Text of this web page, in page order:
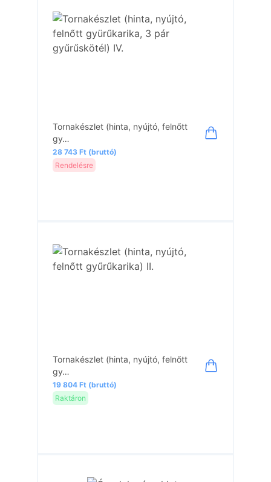
Tornakészlet (hinta, nyújtó, felnőtt
gy…
28 743 Ft (bruttó)
Rendelésre
Tornakészlet (hinta, nyújtó, felnőtt
gy…
19 804 Ft (bruttó)
Raktáron